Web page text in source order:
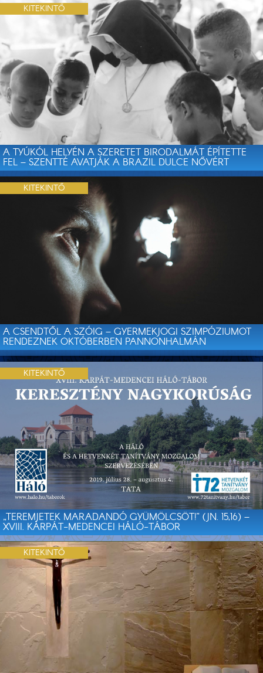
A TYÚKÓL HELYÉN A SZERETET BIRODALMÁT ÉPÍTETTE
FEL – SZENTTÉ AVATJÁK A BRAZIL DULCE NŐVÉRT
KITEKINTŐ
A CSENDTŐL A SZÓIG – GYERMEKJOGI SZIMPÓZIUMOT
RENDEZNEK OKTÓBERBEN PANNONHALMÁN
KITEKINTŐ
„TEREMJETEK MARADANDÓ GYÜMÖLCSÖT!” (JN. 15,16) –
XVIII. KÁRPÁT-MEDENCEI HÁLÓ-TÁBOR
KITEKINTŐ
KITEKINTŐ